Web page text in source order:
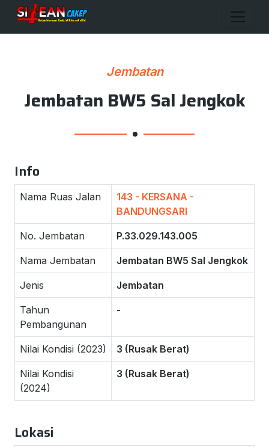
Jembatan
Jembatan BW5 Sal Jengkok
Info
Nama Ruas Jalan
143 - KERSANA -
BANDUNGSARI
No. Jembatan P.33.029.143.005
Nama Jembatan Jembatan BW5 Sal Jengkok
Jenis Jembatan
Tahun
Pembangunan
-
Nilai Kondisi (2023) 3 (Rusak Berat)
Nilai Kondisi
(2024)
3 (Rusak Berat)
Lokasi